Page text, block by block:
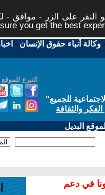
على الزر - موافق -
you get the best
-وكالة أنباء حقوق الإنسان -
التبرع
للجميع"
والثقافة
البديل
في دعم